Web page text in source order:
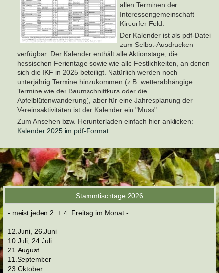
allen Terminen der
Interessengemeinschaft
Kirdorfer Feld.
Der Kalender ist als pdf-Datei
zum Selbst-Ausdrucken
verfügbar. Der Kalender enthält alle Aktionstage, die
hessischen Ferientage sowie wie alle Festlichkeiten, an denen
sich die IKF in 2025 beteiligt. Natürlich werden noch
unterjährig Termine hinzukommen (z.B. wetterabhängige
Termine wie der Baumschnittkurs oder die
Apfelblütenwanderung), aber für eine Jahresplanung der
Vereinsaktivitäten ist der Kalender ein "Muss".
Zum Ansehen bzw. Herunterladen einfach hier anklicken:
Kalender 2025 im pdf-Format
Stammtischtage 2026
- meist jeden 2. + 4. Freitag im Monat -
12.Juni, 26.Juni
10.Juli, 24.Juli
21.August
11.September
23.Oktober